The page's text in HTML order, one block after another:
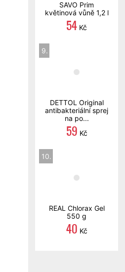
SAVO Prim
květinová vůně 1,2 l
54 Kč
9.
DETTOL Original
antibakteriální sprej
na po...
59 Kč
10.
REAL Chlorax Gel
550 g
40 Kč